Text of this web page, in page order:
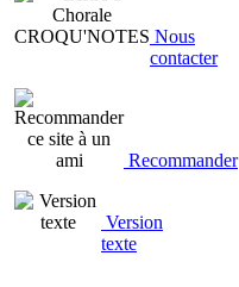
Nous
contacter
Recommander
Version
texte